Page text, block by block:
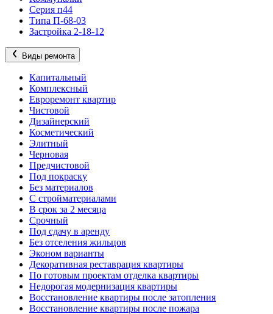
Серия п44
Типа П-68-03
Застройка 2-18-12
Виды ремонта
Капитальный
Комплексный
Евроремонт квартир
Чистовой
Дизайнерский
Косметический
Элитный
Черновая
Предчистовой
Под покраску
Без материалов
С стройматериалами
В срок за 2 месяца
Срочный
Под сдачу в аренду
Без отселения жильцов
Эконом варианты
Декоративная реставрация квартиры
По готовым проектам отделка квартиры
Недорогая модернизация квартиры
Восстановление квартиры после затопления
Восстановление квартиры после пожара